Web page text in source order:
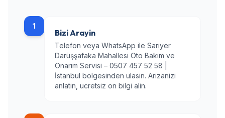
1
Bizi Arayin
Telefon veya WhatsApp ile Sarıyer
Darüşşafaka Mahallesi Oto Bakım ve
Onarım Servisi – 0507 457 52 58 |
İstanbul bolgesinden ulasin. Arizanizi
anlatin, ucretsiz on bilgi alin.